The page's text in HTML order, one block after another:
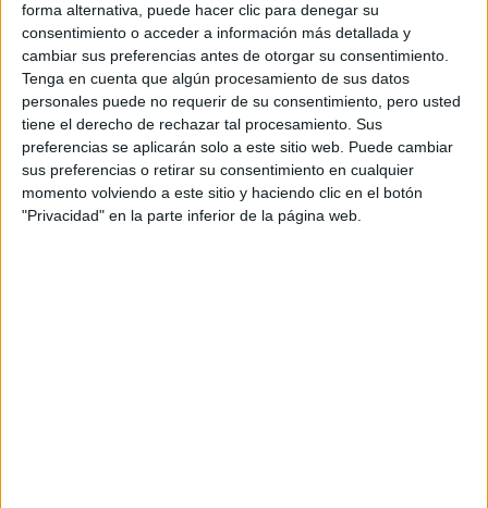
forma alternativa, puede hacer clic para denegar su
consentimiento o acceder a información más detallada y
cambiar sus preferencias antes de otorgar su consentimiento.
Tenga en cuenta que algún procesamiento de sus datos
personales puede no requerir de su consentimiento, pero usted
tiene el derecho de rechazar tal procesamiento. Sus
preferencias se aplicarán solo a este sitio web. Puede cambiar
sus preferencias o retirar su consentimiento en cualquier
momento volviendo a este sitio y haciendo clic en el botón
"Privacidad" en la parte inferior de la página web.
Presencial
Nota de corte
No aplica
enseñanza:
(castellano/
Grado en Filosofía
Universitat Ramon Llull
Universidad Privada
Web de la facultad:https://www.filosofia.url.edu/es
Duración: 4,0 años
Precio del primer curso:
4.680 €
Pídeles información ¡GRATIS!